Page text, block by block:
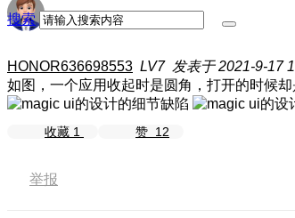
搜索
HONOR636698553 LV7 发表于 2021-9-17
如图，一个应用收起时是圆角，打开的时候
收藏 1 赞 12
举报